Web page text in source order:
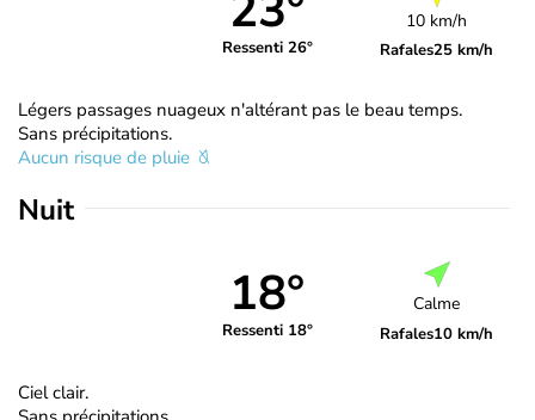
Ressenti 26°
10 km/h
Rafales25 km/h
Légers passages nuageux n'altérant pas le beau temps.
Sans précipitations.
Aucun risque de pluie
Nuit
18°
Ressenti 18°
Calme
Rafales10 km/h
Ciel clair.